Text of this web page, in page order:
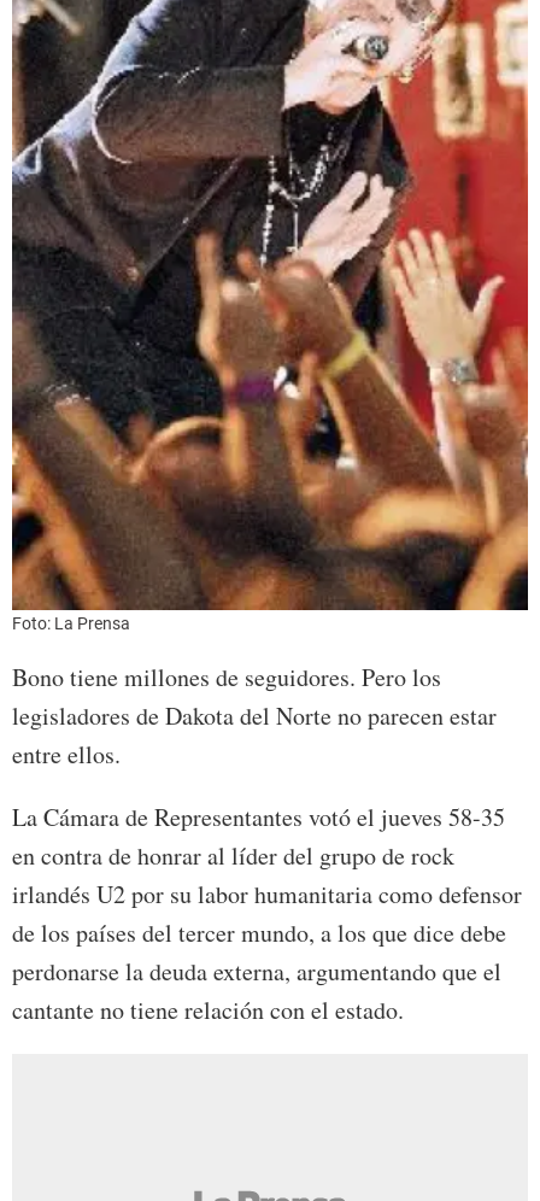
Foto: La Prensa
Bono tiene millones de seguidores. Pero los
legisladores de Dakota del Norte no parecen estar
entre ellos.
La Cámara de Representantes votó el jueves 58-35
en contra de honrar al líder del grupo de rock
irlandés U2 por su labor humanitaria como defensor
de los países del tercer mundo, a los que dice debe
perdonarse la deuda externa, argumentando que el
cantante no tiene relación con el estado.